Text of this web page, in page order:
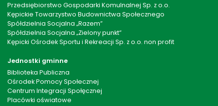
Przedsiębiorstwo Gospodarki Komulnalnej Sp. z o.o.
Kępickie Towarzystwo Budownictwa Społecznego
Spółdzielnia Socjalna „Razem”
Spółdzielnia Socjalna „Zielony punkt”
Kępicki Ośrodek Sportu i Rekreacji Sp. z o.o. non profit
Jednostki gminne
Biblioteka Publiczna
Ośrodek Pomocy Społecznej
Centrum Integracji Społęcznej
Placówki oświatowe